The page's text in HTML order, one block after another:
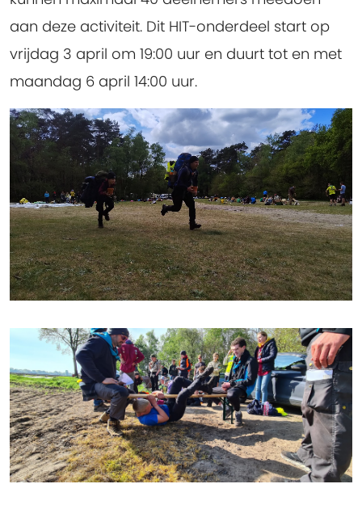
aan deze activiteit. Dit HIT-onderdeel start op
vrijdag 3 april om 19:00 uur en duurt tot en met
maandag 6 april 14:00 uur.